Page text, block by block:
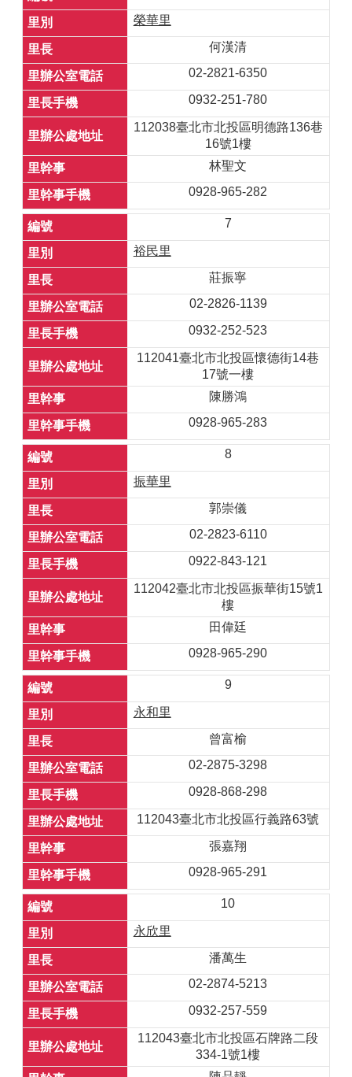
榮華里
何漢清
02-2821-6350
0932-251-780
112038臺北市北投區明德路136巷
16號1樓
林聖文
0928-965-282
7
裕民里
莊振寧
02-2826-1139
0932-252-523
112041臺北市北投區懷德街14巷
17號一樓
陳勝鴻
0928-965-283
8
振華里
郭崇儀
02-2823-6110
0922-843-121
112042臺北市北投區振華街15號1
樓
田偉廷
0928-965-290
9
永和里
曾富榆
02-2875-3298
0928-868-298
112043臺北市北投區行義路63號
張嘉翔
0928-965-291
10
永欣里
潘萬生
02-2874-5213
0932-257-559
112043臺北市北投區石牌路二段
334-1號1樓